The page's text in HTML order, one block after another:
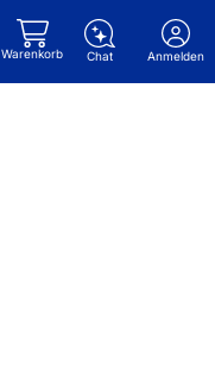
Warenkorb Chat Anmelden